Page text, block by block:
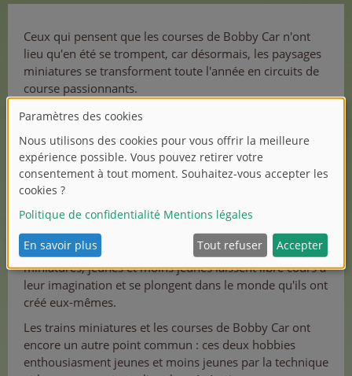
Ceux qui pensent que les courses de Bobby Car n'ont
lieu qu'en été se trompent, car désormais, les paysages
miniatures se transforment toute l'année en circuits de
course passionnants.
Les trois pilotes de course cool sont vraiment dans leur
nonchalamment sur le véhicule à glisse culte, l'autre
s'agenouille dessus et fonce à mains nues le long du
circuit.
Et que fait le troisième ? Eh bien... elle essaie de ne pas
perdre pied dans les virages.
En construisant et en aménageant des circuits de trains
miniatures, jeunes et moins jeunes laissent libre cours à
leur imagination et se plongent dans le monde qu'ils ont
créé eux-mêmes.
Les trains miniatures et les courses de Bobby Car ont
encore un autre point commun : ces deux hobbies
enthousiasment jeunes et moins jeunes par la technique